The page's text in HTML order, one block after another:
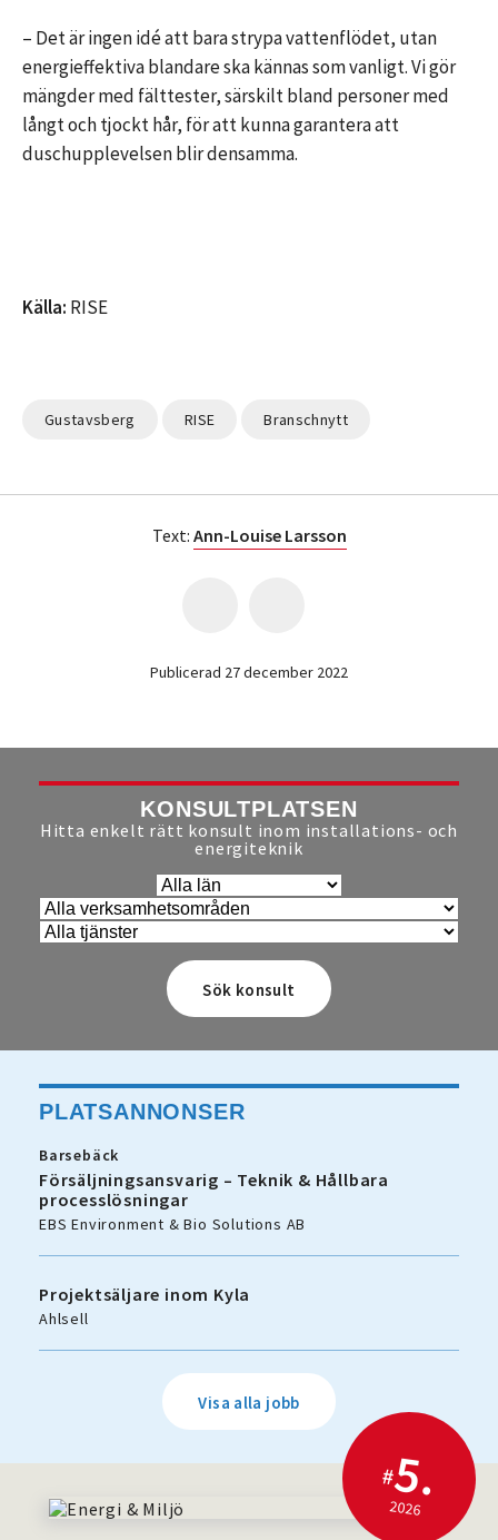
– Det är ingen idé att bara strypa vattenflödet, utan
energieffektiva blandare ska kännas som vanligt. Vi gör
mängder med fälttester, särskilt bland personer med
långt och tjockt hår, för att kunna garantera att
duschupplevelsen blir densamma.
Källa: RISE
Gustavsberg RISE Branschnytt
Text: Ann-Louise Larsson
Publicerad 27 december 2022
KONSULTPLATSEN
Hitta enkelt rätt konsult inom installations- och
energiteknik
PLATSANNONSER
Barsebäck
Försäljningsansvarig – Teknik & Hållbara
processlösningar
EBS Environment & Bio Solutions AB
Projektsäljare inom Kyla
Ahlsell
Visa alla jobb
#5.
2026